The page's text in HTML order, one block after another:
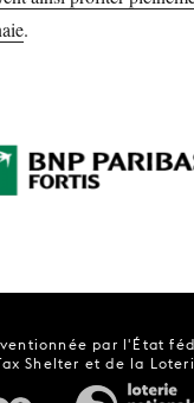
.
par l'État
Shelter et de la